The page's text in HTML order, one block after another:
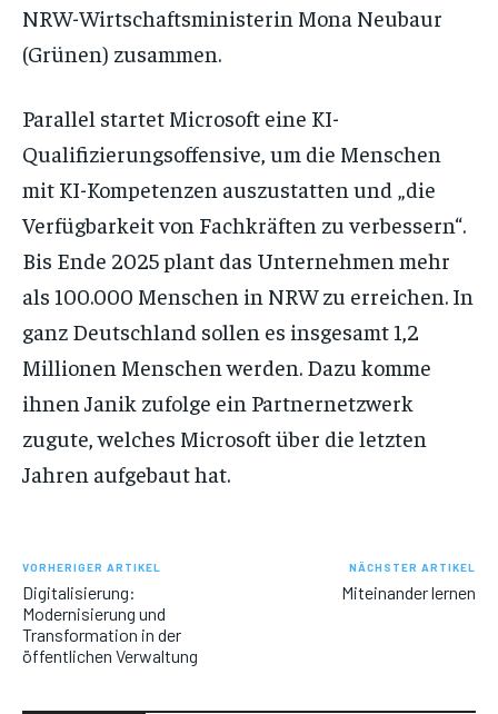
NRW-Wirtschaftsministerin Mona Neubaur
(Grünen) zusammen.
Parallel startet Microsoft eine KI-
Qualifizierungsoffensive, um die Menschen
mit KI-Kompetenzen auszustatten und „die
Verfügbarkeit von Fachkräften zu verbessern“.
Bis Ende 2025 plant das Unternehmen mehr
als 100.000 Menschen in NRW zu erreichen. In
ganz Deutschland sollen es insgesamt 1,2
Millionen Menschen werden. Dazu komme
ihnen Janik zufolge ein Partnernetzwerk
zugute, welches Microsoft über die letzten
Jahren aufgebaut hat.
VORHERIGER ARTIKEL
Digitalisierung:
Modernisierung und
Transformation in der
öffentlichen Verwaltung
NÄCHSTER ARTIKEL
Miteinander lernen